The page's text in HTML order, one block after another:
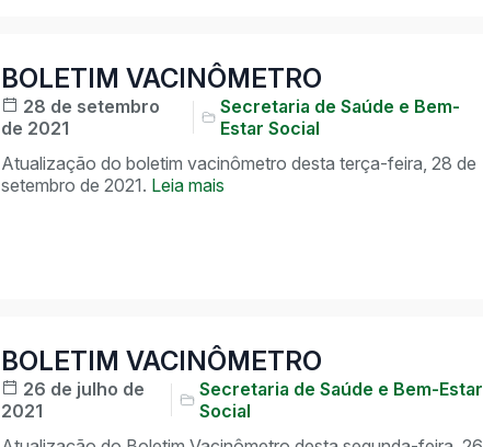
BOLETIM VACINÔMETRO
28 de setembro
de 2021
Secretaria de Saúde e Bem-
Estar Social
Atualização do boletim vacinômetro desta terça-feira, 28 de
setembro de 2021. Leia mais
BOLETIM VACINÔMETRO
26 de julho de
2021
Secretaria de Saúde e Bem-Estar
Social